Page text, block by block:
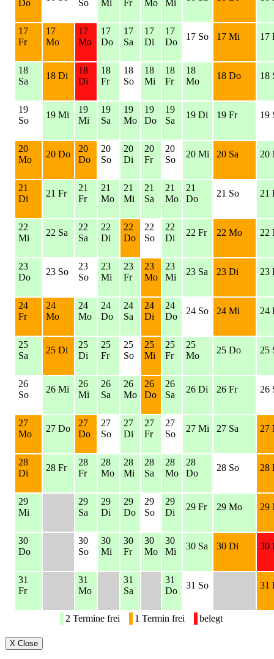
Do
So
Mi
Fr
Mo
Mi
17
Fr
17
Mo
17
Mo
17
Do
17
Sa
17
Di
17
Do
17 So 17 Mi 17
18
Sa
18 Di
18
Di
18
Fr
18
So
18
Mi
18
Fr
18
Mo
18 Do 18
19
So
19 Mi
19
Mi
19
Sa
19
Mo
19
Do
19
Sa
19 Di 19 Fr 19
20
Mo
20 Do
20
Do
20
So
20
Di
20
Fr
20
So
20 Mi 20 Sa 20
21
Di
21 Fr
21
Fr
21
Mo
21
Mi
21
Sa
21
Mo
21
Do
21 So 21
22
Mi
22 Sa
22
Sa
22
Di
22
Do
22
So
22
Di
22 Fr 22 Mo 22
23
Do
23 So
23
So
23
Mi
23
Fr
23
Mo
23
Mi
23 Sa 23 Di 23
24
Fr
24
Mo
24
Mo
24
Do
24
Sa
24
Di
24
Do
24 So 24 Mi 24
25
Sa
25 Di
25
Di
25
Fr
25
So
25
Mi
25
Fr
25
Mo
25 Do 25
26
So
26 Mi
26
Mi
26
Sa
26
Mo
26
Do
26
Sa
26 Di 26 Fr 26
27
Mo
27 Do
27
Do
27
So
27
Di
27
Fr
27
So
27 Mi 27 Sa 27
28
Di
28 Fr
28
Fr
28
Mo
28
Mi
28
Sa
28
Mo
28
Do
28 So 28
29
Mi
29
Sa
29
Di
29
Do
29
So
29
Di
29 Fr 29 Mo 29
30
Do
30
So
30
Mi
30
Fr
30
Mo
30
Mi
30 Sa 30 Di 30
31
Fr
31
Mo
31
Sa
31
Do
31 So 31
2 Termine frei 1 Termin frei belegt
X Close